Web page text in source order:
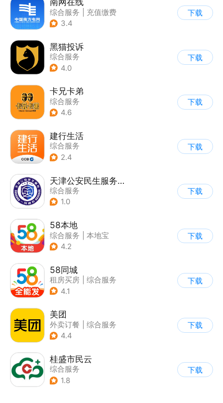
综合服务
充值缴费
3.4
下载
黑猫投诉
综合服务
4.0
下载
卡兄卡弟
综合服务
4.6
下载
建行生活
综合服务
2.4
下载
天津公安民生服务平台
综合服务
1.0
下载
58本地
综合服务
本地宝
4.2
下载
58同城
租房买房
综合服务
4.1
下载
美团
外卖订餐
综合服务
| 团购特卖
4.4
下载
桂盛市民云
综合服务
1.8
下载